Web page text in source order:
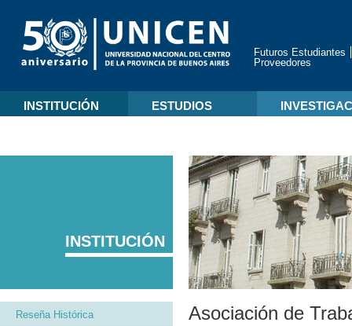
Futuros Estudiantes
Proveedores
INSTITUCIÓN ESTUDIOS
Asociación de
INSTITUCIÓN
Reseña Histórica